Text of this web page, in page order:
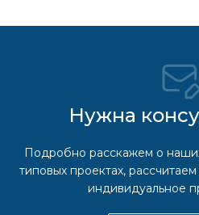
Нужна
Подробно расскажем о
типовых проектах,
индивидуальное